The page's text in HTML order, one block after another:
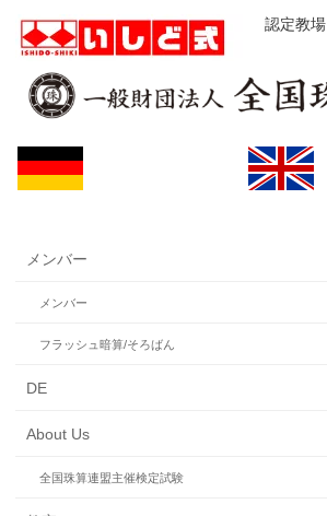
認定教場
メンバー
メンバー
フラッシュ暗算/そろばん
DE
About Us
全国珠算連盟主催検定試験